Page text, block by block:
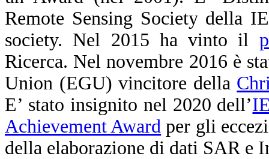
Remote Sensing Society della
society. Nel 2015 ha vinto il
Ricerca. Nel novembre 2016 è
Union (EGU) vincitore della
E’ stato insignito nel 2020 dell’
Achievement Award per gli
della elaborazione di dati SAR e